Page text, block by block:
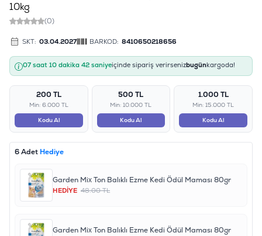
10kg
(0)
SKT: 03.04.2027 BARKOD: 8410650218656
07 saat 10 dakika 42 saniyeiçinde sipariş verirsenizbugünkargoda!
200 TL
Min: 6.000 TL
Kodu Al
500 TL
Min: 10.000 TL
Kodu Al
1.000 TL
Min: 15.000 TL
Kodu Al
6 Adet Hediye
Garden Mix Ton Balıklı Ezme Kedi Ödül Maması 80gr
HEDİYE 48.00 TL
Garden Mix Ton Balıklı Ezme Kedi Ödül Maması 80gr